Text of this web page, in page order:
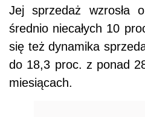
Jej sprzedaż wzrosła
średnio niecałych 10
się też dynamika
do 18,3 proc. z ponad
miesiącach.